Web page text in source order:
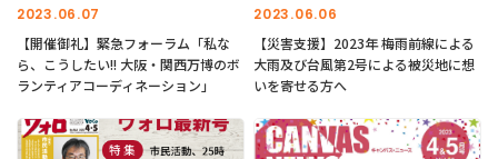
2023.06.07
【開催御礼】緊急フォーラム「私な
ら、こうしたい!! 大阪・関西万博のボ
ランティアコーディネーション」
2023.06.06
【災害支援】2023年 梅雨前線による
大雨及び台風第2号による被災地に想
いを寄せる方へ